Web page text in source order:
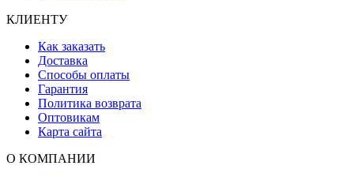
КЛИЕНТУ
Как заказать
Доставка
Способы оплаты
Гарантия
Политика возврата
Оптовикам
Карта сайта
О КОМПАНИИ